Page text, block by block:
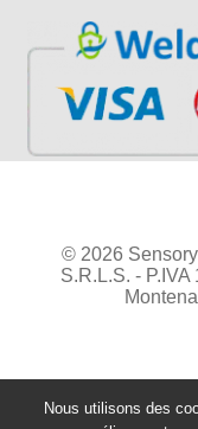
© 2026
S.R.L.S. -
Nous utilisons des